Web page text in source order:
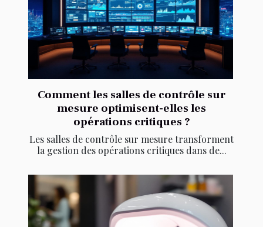
Comment les salles de contrôle sur
mesure optimisent-elles les
opérations critiques ?
Les salles de contrôle sur mesure transforment
la gestion des opérations critiques dans de...